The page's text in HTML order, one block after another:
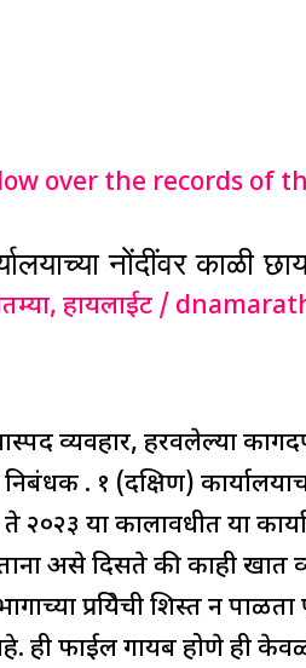
नोंदींवर काळी
,हायलाईट /
व्यवहार, हरवलेल्या
क्र. १ (दक्षिण)
२०२३ या कालावधीत या
असे दिसते की काही खात
प्रक्रियेची शिस्त न
फाईल गायब होणे ही केवळ